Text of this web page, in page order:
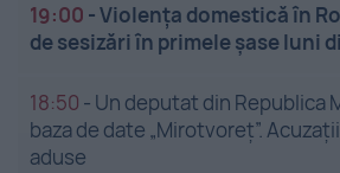
19:00 -Violența domestică în
de sesizări în primele șase luni
18:50 - Un deputat din Republica
baza de date „Mirotvoreț”.
aduse